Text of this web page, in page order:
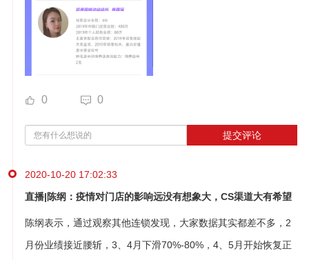
0 0
提交评论
2020-10-20 17:02:33
直播|陈纲：疫情对门店的影响远没有想象大，CS渠道大有希望
陈纲表示，通过观察其他连锁发现，大家数据其实都差不多，2
月份业绩接近腰斩，3、4月下滑70%-80%，4、5月开始恢复正